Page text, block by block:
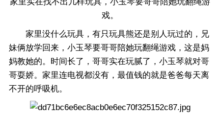
戏。
家里没什么玩具，有只玩具熊还是别人玩过的，兄
妹俩放学回来，小玉琴要哥哥陪她玩翻绳游戏，这是妈
妈教她的。时间长了，哥哥实在玩腻了，小玉琴就对哥
哥耍娇。家里连电视都没有，最值钱的就是爸爸每天离
不开的呼吸机。